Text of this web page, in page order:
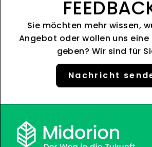
Sie möchten mehr wissen,
Angebot oder wollen uns eine
geben? Wir sind für
Nachricht